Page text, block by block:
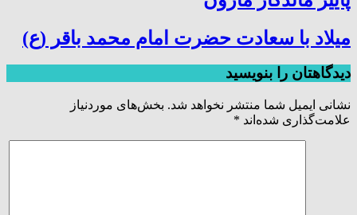
میلاد با سعادت حضرت امام محمد باقر (ع)
دیدگاهتان را بنویسید
نشانی ایمیل شما منتشر نخواهد شد. بخش‌های موردنیاز
علامت‌گذاری شده‌اند *